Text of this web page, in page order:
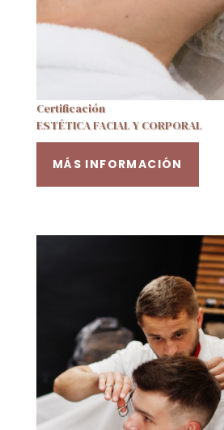
Certificación
ESTÉTICA FACIAL Y CORPORAL
MÁS INFORMACIÓN